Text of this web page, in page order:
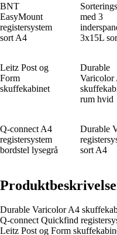
BNT
EasyMount
registersystem
sort A4
med 3
3x15L
Leitz Post og
Form
skuffekabinet
Durable
Varicolor
rum hvid
Q-connect A4
registersystem
bordstel lysegrå
Durable
sort A4
Durable Varicolor A4
Q-connect Quickfind
Leitz Post og Form